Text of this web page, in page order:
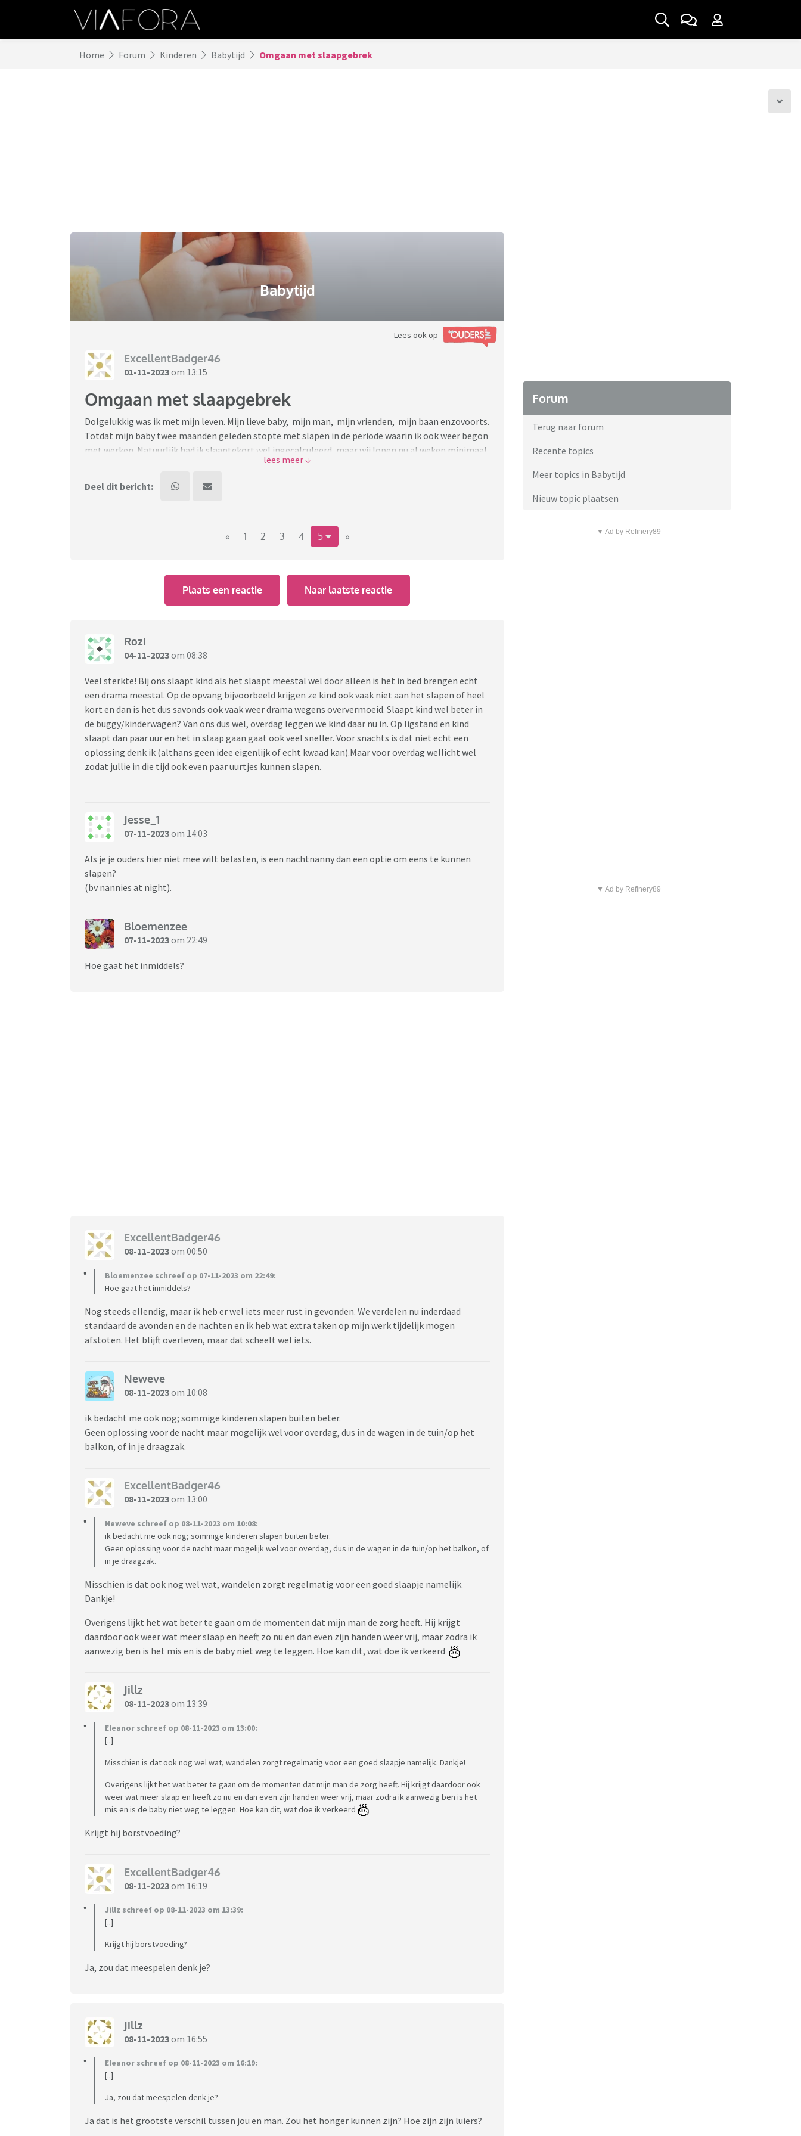
Home Forum Kinderen Babytijd Omgaan met slaapgebrek
Babytijd
Lees ook op
ExcellentBadger46
01-11-2023om 13:15
Omgaan met slaapgebrek
Dolgelukkig was ik met mijn leven. Mijn lieve baby, mijn man, mijn vrienden, mijn baan enzovoorts.
Totdat mijn baby twee maanden geleden stopte met slapen in de periode waarin ik ook weer begon
met werken. Natuurlijk had ik slaaptekort wel ingecalculeerd, maar wij lopen nu al weken minimaal
ieder uur van de nacht met een huilende baby op de arm door het huis. Niet weg te leggen en ook
We zijn zo moe dat ons hele leven ontregeld begint te raken. Ik heb een verantwoordelijke en
dito. Als ik dit ter sprake breng wuiven mensen het vaak een beetje weg. 'Tja pittig he die babytijd.'
Alsof het normaal is en iedereen dit heeft, maar ik voel me zo overvraagd. Ik snap niet hoe anderen
Wie heeft tips? Hoe blijf je overeind? Als moeder, als stel, als werknemer en als mens? Slaaptips heb
ik niet nodig, we hebben al breed advies ingewonnen en alles gelezen wat er te lezen valt.
Deel dit bericht:
« 1 2 3 4 5 »
Plaats een reactie Naar laatste reactie
Rozi
04-11-2023om 08:38
Veel sterkte! Bij ons slaapt kind als het slaapt meestal wel door alleen is het in bed brengen echt
een drama meestal. Op de opvang bijvoorbeeld krijgen ze kind ook vaak niet aan het slapen of heel
kort en dan is het dus savonds ook vaak weer drama wegens oververmoeid. Slaapt kind wel beter in
de buggy/kinderwagen? Van ons dus wel, overdag leggen we kind daar nu in. Op ligstand en kind
slaapt dan paar uur en het in slaap gaan gaat ook veel sneller. Voor snachts is dat niet echt een
oplossing denk ik (althans geen idee eigenlijk of echt kwaad kan).Maar voor overdag wellicht wel
zodat jullie in die tijd ook even paar uurtjes kunnen slapen.
Jesse_1
07-11-2023om 14:03
Als je je ouders hier niet mee wilt belasten, is een nachtnanny dan een optie om eens te kunnen
slapen?
(bv nannies at night).
Bloemenzee
07-11-2023om 22:49
Hoe gaat het inmiddels?
ExcellentBadger46
08-11-2023om 00:50
Bloemenzee schreef op 07-11-2023 om 22:49:
Hoe gaat het inmiddels?
Nog steeds ellendig, maar ik heb er wel iets meer rust in gevonden. We verdelen nu inderdaad
standaard de avonden en de nachten en ik heb wat extra taken op mijn werk tijdelijk mogen
afstoten. Het blijft overleven, maar dat scheelt wel iets.
Neweve
08-11-2023om 10:08
ik bedacht me ook nog; sommige kinderen slapen buiten beter.
Geen oplossing voor de nacht maar mogelijk wel voor overdag, dus in de wagen in de tuin/op het
balkon, of in je draagzak.
ExcellentBadger46
08-11-2023om 13:00
Neweve schreef op 08-11-2023 om 10:08:
ik bedacht me ook nog; sommige kinderen slapen buiten beter.
Geen oplossing voor de nacht maar mogelijk wel voor overdag, dus in de wagen in de tuin/op het balkon, of
in je draagzak.
Misschien is dat ook nog wel wat, wandelen zorgt regelmatig voor een goed slaapje namelijk.
Dankje!
Overigens lijkt het wat beter te gaan om de momenten dat mijn man de zorg heeft. Hij krijgt
daardoor ook weer wat meer slaap en heeft zo nu en dan even zijn handen weer vrij, maar zodra ik
aanwezig ben is het mis en is de baby niet weg te leggen. Hoe kan dit, wat doe ik verkeerd
Jillz
08-11-2023om 13:39
Eleanor schreef op 08-11-2023 om 13:00:
[..]
Misschien is dat ook nog wel wat, wandelen zorgt regelmatig voor een goed slaapje namelijk. Dankje!
Overigens lijkt het wat beter te gaan om de momenten dat mijn man de zorg heeft. Hij krijgt daardoor ook
weer wat meer slaap en heeft zo nu en dan even zijn handen weer vrij, maar zodra ik aanwezig ben is het
mis en is de baby niet weg te leggen. Hoe kan dit, wat doe ik verkeerd
Krijgt hij borstvoeding?
ExcellentBadger46
08-11-2023om 16:19
Jillz schreef op 08-11-2023 om 13:39:
[..]
Krijgt hij borstvoeding?
Ja, zou dat meespelen denk je?
Jillz
08-11-2023om 16:55
Eleanor schreef op 08-11-2023 om 16:19:
[..]
Ja, zou dat meespelen denk je?
Ja dat is het grootste verschil tussen jou en man. Zou het honger kunnen zijn? Hoe zijn zijn luiers?
Forum
Terug naar forum
Recente topics
Meer topics in Babytijd
Nieuw topic plaatsen
▼ Ad by Refinery89
▼ Ad by Refinery89